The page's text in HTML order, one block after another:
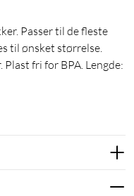
Passer til de fleste
til ønsket størrelse.
fri for BPA. Lengde: